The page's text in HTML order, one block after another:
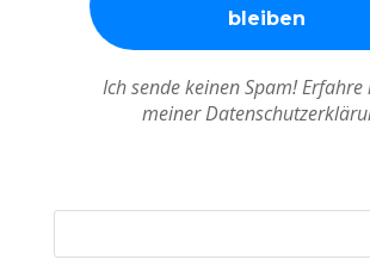
Ich sende keinen Spam!
meiner